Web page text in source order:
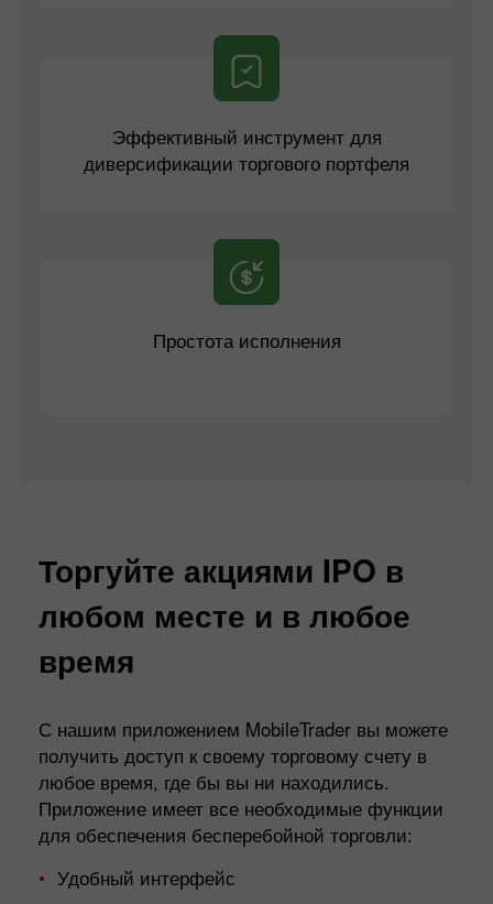
Эффективный инструмент для
диверсификации торгового портфеля
Простота исполнения
Торгуйте акциями IPO в
любом месте и в любое
время
С нашим приложением MobileTrader вы можете
получить доступ к своему торговому счету в
любое время, где бы вы ни находились.
Приложение имеет все необходимые функции
для обеспечения бесперебойной торговли:
Удобный интерфейс